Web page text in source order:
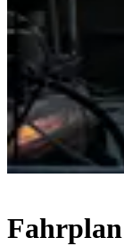
Fahrplan